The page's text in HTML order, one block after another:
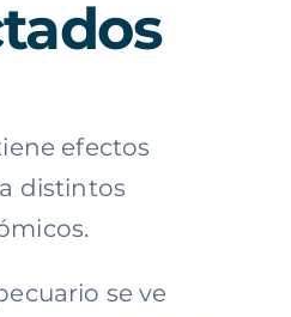
efectos
distintos
se ve